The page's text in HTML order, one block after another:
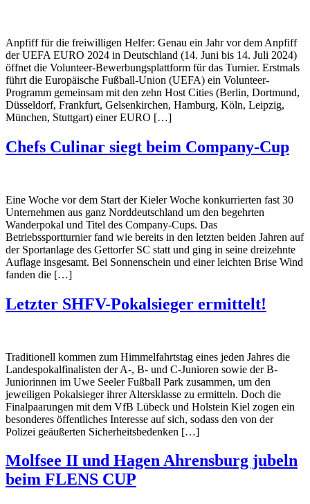
Anpfiff für die freiwilligen Helfer: Genau ein Jahr vor dem Anpfiff
der UEFA EURO 2024 in Deutschland (14. Juni bis 14. Juli 2024)
öffnet die Volunteer-Bewerbungsplattform für das Turnier. Erstmals
führt die Europäische Fußball-Union (UEFA) ein Volunteer-
Programm gemeinsam mit den zehn Host Cities (Berlin, Dortmund,
Düsseldorf, Frankfurt, Gelsenkirchen, Hamburg, Köln, Leipzig,
München, Stuttgart) einer EURO […]
Chefs Culinar siegt beim Company-Cup
Eine Woche vor dem Start der Kieler Woche konkurrierten fast 30
Unternehmen aus ganz Norddeutschland um den begehrten
Wanderpokal und Titel des Company-Cups. Das
Betriebssportturnier fand wie bereits in den letzten beiden Jahren auf
der Sportanlage des Gettorfer SC statt und ging in seine dreizehnte
Auflage insgesamt. Bei Sonnenschein und einer leichten Brise Wind
fanden die […]
Letzter SHFV-Pokalsieger ermittelt!
Traditionell kommen zum Himmelfahrtstag eines jeden Jahres die
Landespokalfinalisten der A-, B- und C-Junioren sowie der B-
Juniorinnen im Uwe Seeler Fußball Park zusammen, um den
jeweiligen Pokalsieger ihrer Altersklasse zu ermitteln. Doch die
Finalpaarungen mit dem VfB Lübeck und Holstein Kiel zogen ein
besonderes öffentliches Interesse auf sich, sodass den von der
Polizei geäußerten Sicherheitsbedenken […]
Molfsee II und Hagen Ahrensburg jubeln
beim FLENS CUP